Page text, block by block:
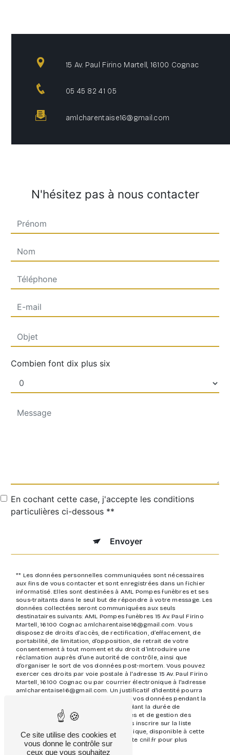
15 Av. Paul Firino Martell, 16100 Cognac
05 45 82 41 05
amlcharentaise16@gmail.com
N'hésitez pas à nous contacter
Combien font dix plus six
En cochant cette case, j'accepte les conditions
particulières ci-dessous **
Envoyer
** Les données personnelles communiquées sont nécessaires
aux fins de vous contacter et sont enregistrées dans un fichier
informatisé. Elles sont destinées à AML Pompes funèbres et ses
sous-traitants dans le seul but de répondre à votre message. Les
données collectées seront communiquées aux seuls
destinataires suivants: AML Pompes funèbres 15 Av. Paul Firino
Martell, 16100 Cognac amlcharentaise16@gmail.com. Vous
disposez de droits d’accès, de rectification, d’effacement, de
portabilité, de limitation, d’opposition, de retrait de votre
consentement à tout moment et du droit d’introduire une
réclamation auprès d’une autorité de contrôle, ainsi que
d’organiser le sort de vos données post-mortem. Vous pouvez
exercer ces droits par voie postale à l'adresse 15 Av. Paul Firino
Martell, 16100 Cognac ou par courrier électronique à l'adresse
amlcharentaise16@gmail.com. Un justificatif d'identité pourra
vous être demandé. Nous conservons vos données pendant la
période de prise de contact puis pendant la durée de
prescription légale aux fins probatoires et de gestion des
contentieux. Vous avez le droit de vous inscrire sur la liste
d'opposition au démarchage téléphonique, disponible à cette
adresse:Bloctel.gouv.fr. Consultez le site cnil.fr pour plus
d’informations sur vos droits.
Ce site utilise des cookies et
vous donne le contrôle sur
ceux que vous souhaitez